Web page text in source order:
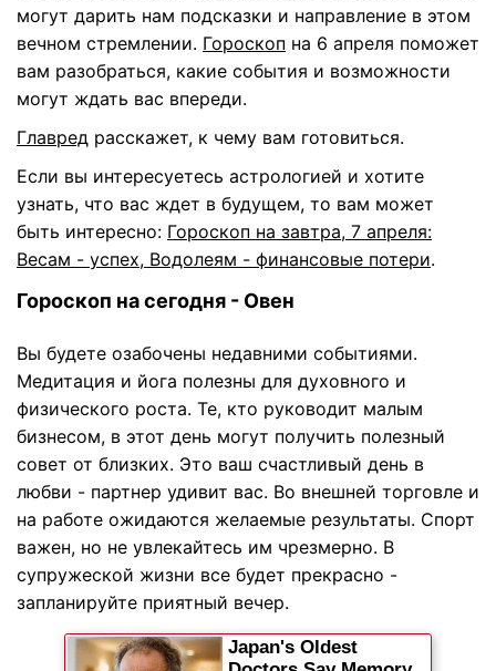
могут дарить нам подсказки и направление в этом
вечном стремлении. Гороскоп на 6 апреля поможет
вам разобраться, какие события и возможности
могут ждать вас впереди.
Главред расскажет, к чему вам готовиться.
Если вы интересуетесь астрологией и хотите
узнать, что вас ждет в будущем, то вам может
быть интересно: Гороскоп на завтра, 7 апреля:
Весам - успех, Водолеям - финансовые потери.
Гороскоп на сегодня - Овен
Вы будете озабочены недавними событиями.
Медитация и йога полезны для духовного и
физического роста. Те, кто руководит малым
бизнесом, в этот день могут получить полезный
совет от близких. Это ваш счастливый день в
любви - партнер удивит вас. Во внешней торговле и
на работе ожидаются желаемые результаты. Спорт
важен, но не увлекайтесь им чрезмерно. В
супружеской жизни все будет прекрасно -
запланируйте приятный вечер.